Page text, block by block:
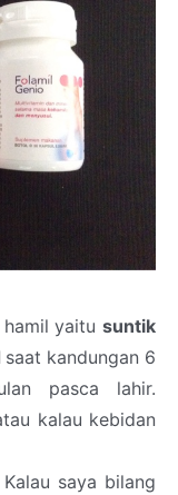
yaitu suntik
saat kandungan 6
pasca lahir.
kalau kebidan
Kalau saya bilang